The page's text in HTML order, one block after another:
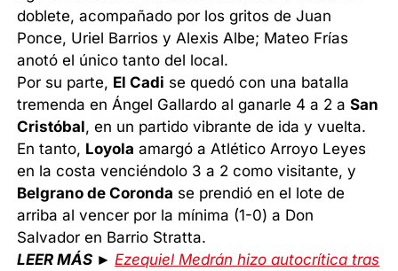
doblete, acompañado por los gritos de Juan
Ponce, Uriel Barrios y Alexis Albe; Mateo Frías
anotó el único tanto del local.
Por su parte, El Cadi se quedó con una batalla
tremenda en Ángel Gallardo al ganarle 4 a 2 aSan
Cristóbal, en un partido vibrante de ida y vuelta.
En tanto, Loyola amargó a Atlético Arroyo Leyes
en la costa venciéndolo 3 a 2 como visitante, y
Belgrano de Coronda se prendió en el lote de
arriba al vencer por la mínima (1-0) a Don
Salvador en Barrio Stratta.
LEER MÁS ►Ezequiel Medrán hizo autocrítica tras